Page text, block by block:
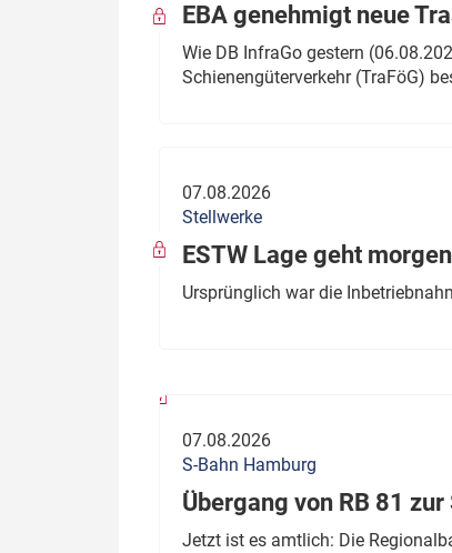
Verbände: Wer spricht für
wen?
Thema des Monats
Dossier: Generalsanierung
Dossier: ETCS
EBA genehmigt neue
Wie DB InfraGo gestern
Schienengüterverkehr (TraFöG)
07.08.2026
Stellwerke
ESTW Lage geht
Ursprünglich war die
07.08.2026
S-Bahn Hamburg
Übergang von RB 81
Jetzt ist es amtlich: Die